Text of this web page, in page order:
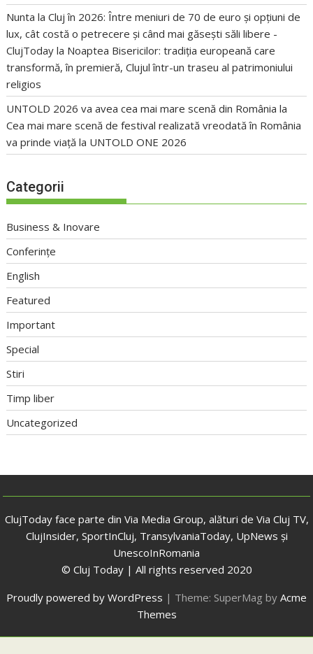
Nunta la Cluj în 2026: Între meniuri de 70 de euro și opțiuni de
lux, cât costă o petrecere și când mai găsești săli libere -
ClujToday la Noaptea Bisericilor: tradiția europeană care
transformă, în premieră, Clujul într-un traseu al patrimoniului
religios
UNTOLD 2026 va avea cea mai mare scenă din România la
Cea mai mare scenă de festival realizată vreodată în România
va prinde viață la UNTOLD ONE 2026
Categorii
Business & Inovare
Conferințe
English
Featured
Important
Special
Stiri
Timp liber
Uncategorized
ClujToday face parte din Via Media Group, alături de Via Cluj TV,
ClujInsider, SportInCluj, TransylvaniaToday, UpNews și
UnescoInRomania
© Cluj Today | All rights reserved 2020
Proudly powered by WordPress | Theme: SuperMag by Acme
Themes